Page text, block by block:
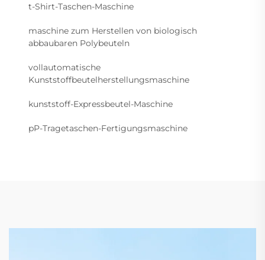
t-Shirt-Taschen-Maschine
maschine zum Herstellen von biologisch
abbaubaren Polybeuteln
vollautomatische
Kunststoffbeutelherstellungsmaschine
kunststoff-Expressbeutel-Maschine
pP-Tragetaschen-Fertigungsmaschine